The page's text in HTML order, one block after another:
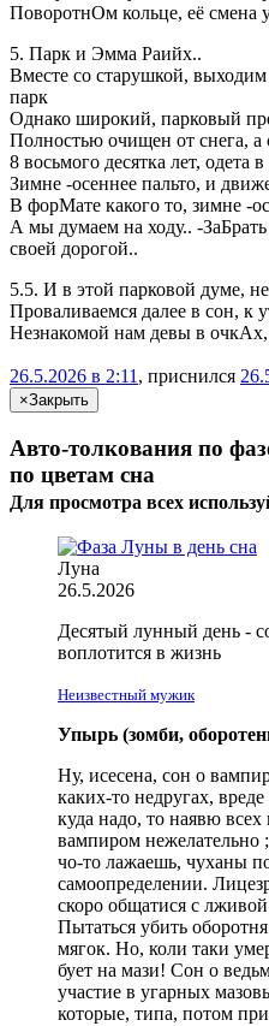
ПоворотнОм кольце, её смена
5. Парк и Эмма Раийх..
Вместе со старушкой,
парк
Однако широкий, парковый
Полностью очищен от снега, а
8 восьмого десятка лет, одета
Зимне -осеннее пальто, и
В форМате какого то, зимне -
А мы думаем на ходу.. -
своей дорогой..
5.5. И в этой парковой думе,
Проваливаемся далее в сон, к
Незнакомой нам девы в очкАх,
26.5.2026 в 2:11 , приснился
×Закрыть
Авто-толкования по
по цветам сна
Для просмотра всех
Луна
26.5.2026
Десятый лунный день -
воплотится в жизнь
Неизвестный мужик
Упырь (зомби,
Ну, исесена, сон о
каких-то недругах,
куда надо, то наявю
вампиром нежелательно
чо-то лажаешь, чуханы
самоопределении.
скоро общатися с
Пытаться убить
мягок. Но, коли таки
бует на мази! Сон о
участие в угарных
которые, типа, потом